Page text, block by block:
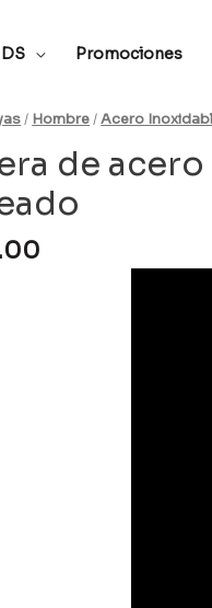
Promociones
/ Hombre/Acero
de